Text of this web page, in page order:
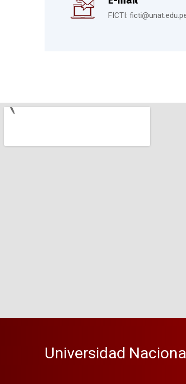
FICTI:
Universidad